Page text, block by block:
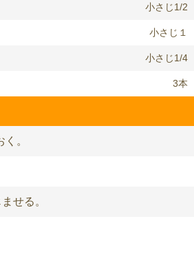
小さじ1/2
小さじ１
小さじ1/4
3本
。
せる。